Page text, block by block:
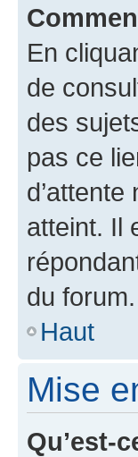
En
de
des
pas ce
atteint. Il
du forum.
Haut
Mise
Qu’est-